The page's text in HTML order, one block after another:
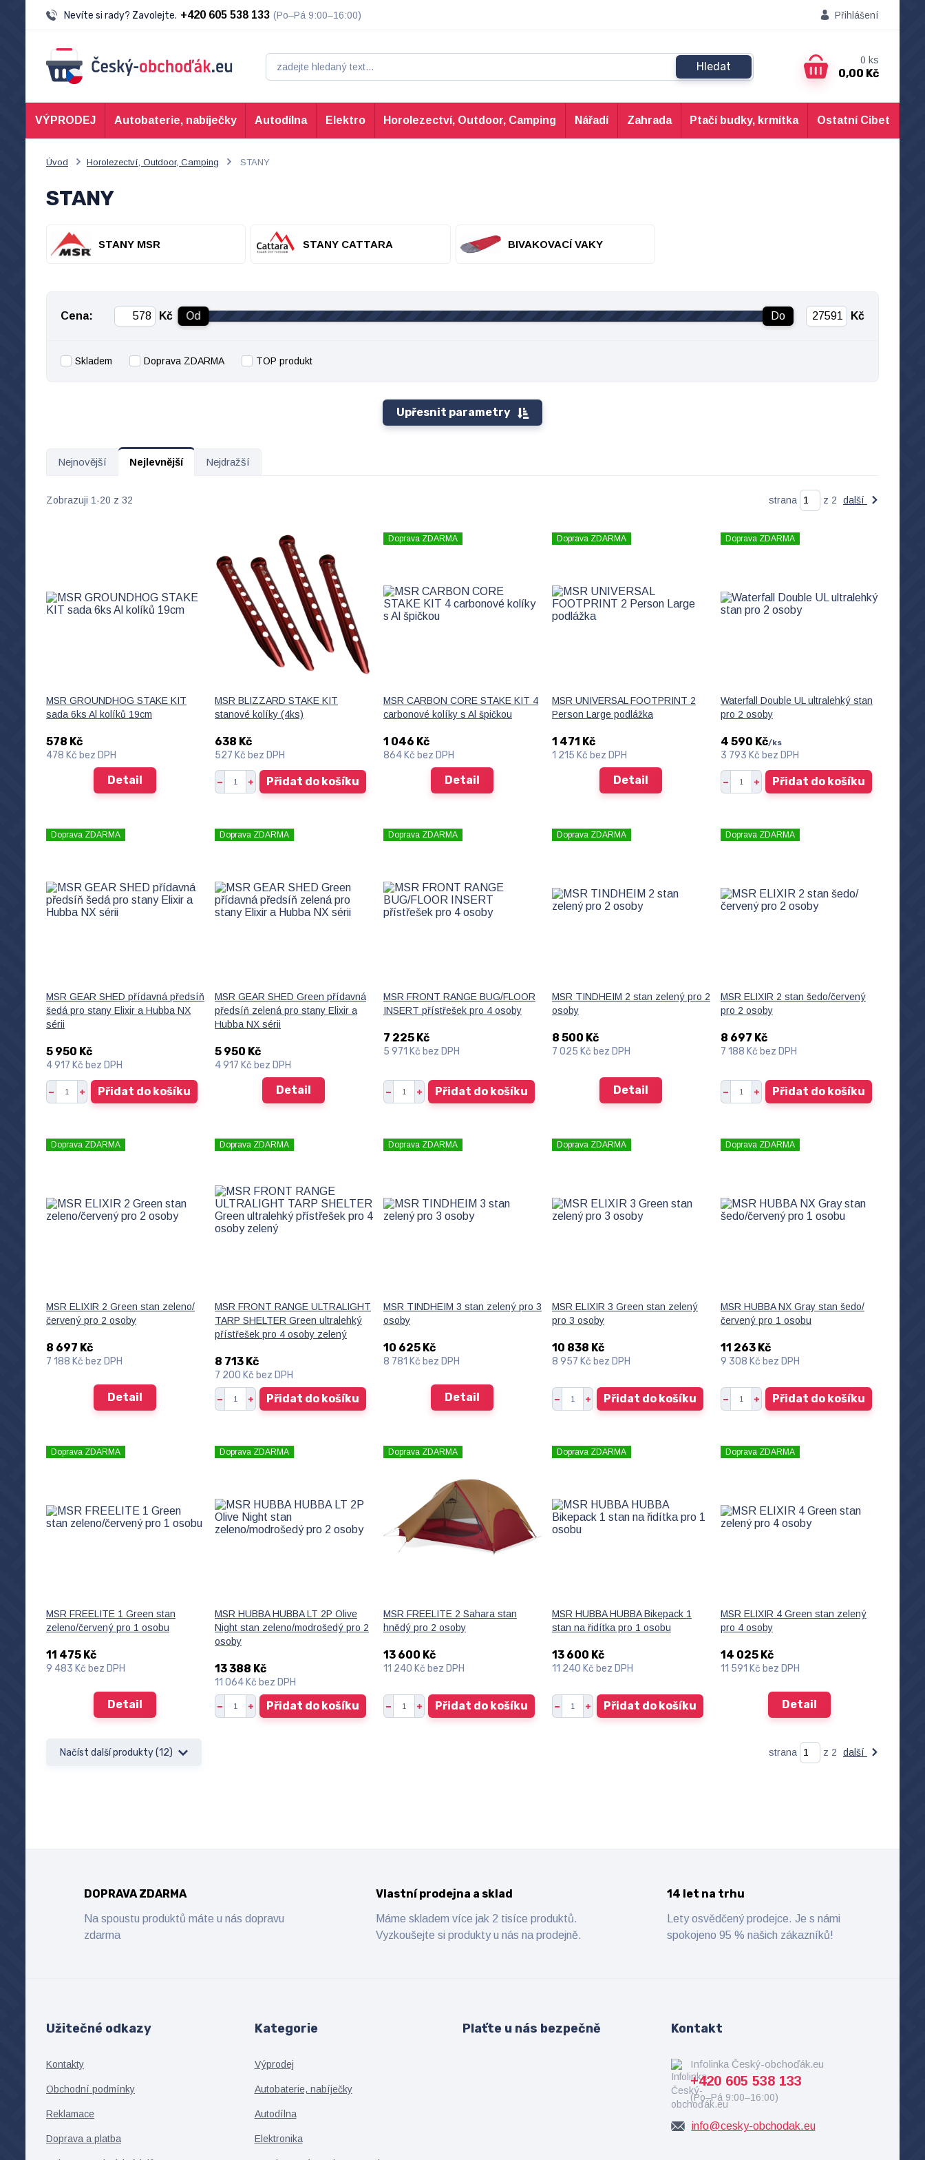
Přihlášení
Hledat
Nevíte si rady? Zavolejte. +420 605 538 133 (Po–Pá 9:00–16:00)
0 ks
0,00 Kč
VÝPRODEJ Autobaterie, nabíječky Autodílna Elektro Horolezectví, Outdoor, Camping Nářadí Zahrada Ptačí budky, krmítka Ostatní Cibet
Úvod Horolezectví, Outdoor, Camping STANY
STANY
STANY MSR STANY CATTARA BIVAKOVACÍ VAKY
Upřesnit parametry
Cena: Kč Od Do Kč
Skladem Doprava ZDARMA TOP produkt
Nejnovější Nejlevnější Nejdražší
Zobrazuji 1-20 z 32 strana z 2 další
MSR GROUNDHOG STAKE KIT
sada 6ks Al kolíků 19cm
578 Kč
478 Kč bez DPH
Detail
MSR BLIZZARD STAKE KIT
stanové kolíky (4ks)
638 Kč
527 Kč bez DPH
Přidat do košíku
Doprava ZDARMA
MSR CARBON CORE STAKE KIT 4
carbonové kolíky s Al špičkou
1 046 Kč
864 Kč bez DPH
Detail
Doprava ZDARMA
MSR UNIVERSAL FOOTPRINT 2
Person Large podlážka
1 471 Kč
1 215 Kč bez DPH
Detail
Doprava ZDARMA
Waterfall Double UL ultralehký stan
pro 2 osoby
4 590 Kč/ks
3 793 Kč bez DPH
Přidat do košíku
Doprava ZDARMA
MSR GEAR SHED přídavná předsíň
šedá pro stany Elixir a Hubba NX
sérii
5 950 Kč
4 917 Kč bez DPH
Přidat do košíku
Doprava ZDARMA
MSR GEAR SHED Green přídavná
předsíň zelená pro stany Elixir a
Hubba NX sérii
5 950 Kč
4 917 Kč bez DPH
Detail
Doprava ZDARMA
MSR FRONT RANGE BUG/FLOOR
INSERT přístřešek pro 4 osoby
7 225 Kč
5 971 Kč bez DPH
Přidat do košíku
Doprava ZDARMA
MSR TINDHEIM 2 stan zelený pro 2
osoby
8 500 Kč
7 025 Kč bez DPH
Detail
Doprava ZDARMA
MSR ELIXIR 2 stan šedo/červený
pro 2 osoby
8 697 Kč
7 188 Kč bez DPH
Přidat do košíku
Doprava ZDARMA
MSR ELIXIR 2 Green stan zeleno/
červený pro 2 osoby
8 697 Kč
7 188 Kč bez DPH
Detail
Doprava ZDARMA
MSR FRONT RANGE ULTRALIGHT
TARP SHELTER Green ultralehký
přístřešek pro 4 osoby zelený
8 713 Kč
7 200 Kč bez DPH
Přidat do košíku
Doprava ZDARMA
MSR TINDHEIM 3 stan zelený pro 3
osoby
10 625 Kč
8 781 Kč bez DPH
Detail
Doprava ZDARMA
MSR ELIXIR 3 Green stan zelený
pro 3 osoby
10 838 Kč
8 957 Kč bez DPH
Přidat do košíku
Doprava ZDARMA
MSR HUBBA NX Gray stan šedo/
červený pro 1 osobu
11 263 Kč
9 308 Kč bez DPH
Přidat do košíku
Doprava ZDARMA
MSR FREELITE 1 Green stan
zeleno/červený pro 1 osobu
11 475 Kč
9 483 Kč bez DPH
Detail
Doprava ZDARMA
MSR HUBBA HUBBA LT 2P Olive
Night stan zeleno/modrošedý pro 2
osoby
13 388 Kč
11 064 Kč bez DPH
Přidat do košíku
Doprava ZDARMA
MSR FREELITE 2 Sahara stan
hnědý pro 2 osoby
13 600 Kč
11 240 Kč bez DPH
Přidat do košíku
Doprava ZDARMA
MSR HUBBA HUBBA Bikepack 1
stan na řidítka pro 1 osobu
13 600 Kč
11 240 Kč bez DPH
Přidat do košíku
Doprava ZDARMA
MSR ELIXIR 4 Green stan zelený
pro 4 osoby
14 025 Kč
11 591 Kč bez DPH
Detail
Načíst další produkty (12) strana z 2 další
DOPRAVA ZDARMA
Na spoustu produktů máte u nás dopravu
zdarma
Vlastní prodejna a sklad
Máme skladem více jak 2 tisíce produktů.
Vyzkoušejte si produkty u nás na prodejně.
14 let na trhu
Lety osvědčený prodejce. Je s námi
spokojeno 95 % našich zákazníků!
Užitečné odkazy
Kontakty
Obchodní podmínky
Reklamace
Doprava a platba
Kategorie
Výprodej
Autobaterie, nabíječky
Autodílna
Elektronika
Plaťte u nás bezpečně Kontakt
Infolinka Český-obchoďák.eu
+420 605 538 133
(Po–Pá 9:00–16:00)
info@cesky-obchodak.eu